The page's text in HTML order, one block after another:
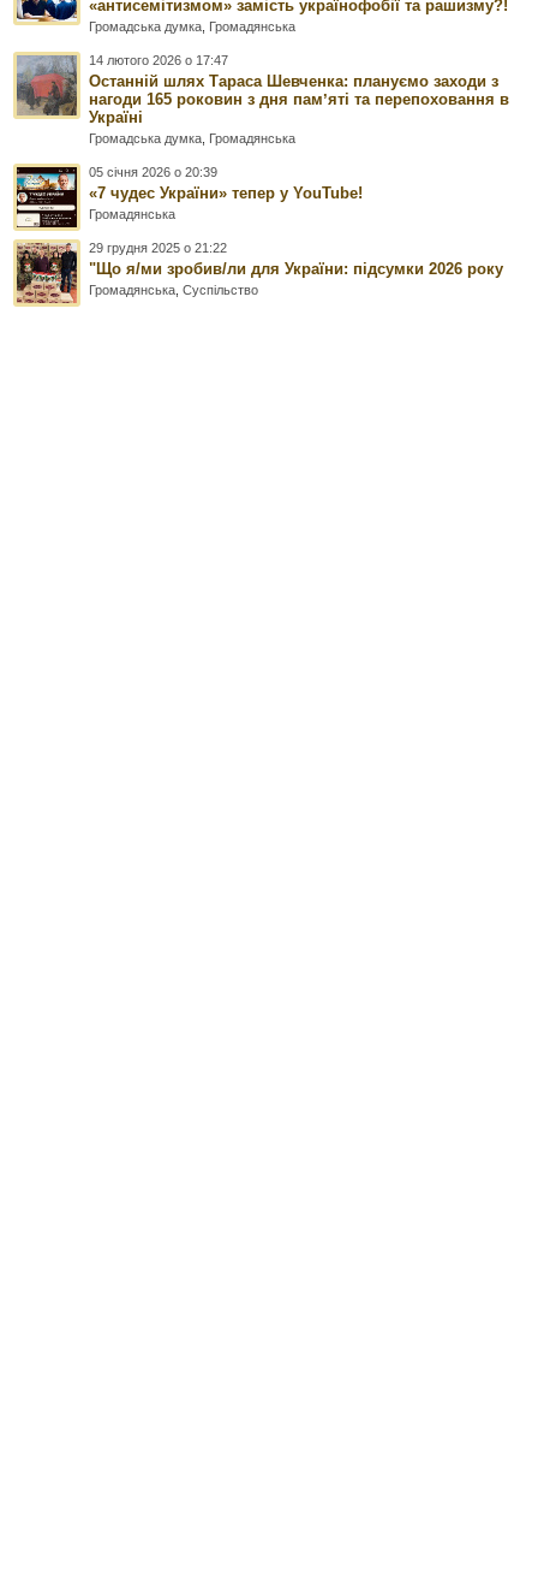
«антисемітизмом» замість українофобії та рашизму?!
Громадська думка Громадянська
14 лютого 2026 о 17:47
Останній шлях Тараса Шевченка: плануємо заходи з
нагоди 165 роковин з дня памʼяті та перепоховання в
Україні
Громадська думка Громадянська
05 січня 2026 о 20:39
«7 чудес України» тепер у YouTube!
Громадянська
29 грудня 2025 о 21:22
"Що я/ми зробив/ли для України: підсумки 2026 року
Громадянська ,Суспільство